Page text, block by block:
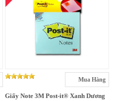
Mua Hàng
Giấy Note 3M Post-it® Xanh Dương